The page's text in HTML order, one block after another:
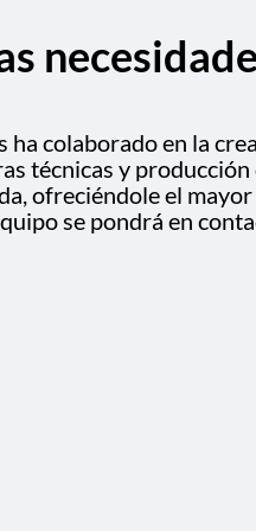
ha colaborado en la
técnicas y
ofreciéndole el
se pondrá en